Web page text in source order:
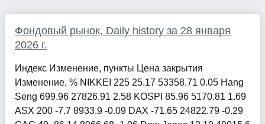
Фондовый рынок, Daily history за 28 января
2026 г.
Индекс Изменение, пункты Цена закрытия
Изменение, % NIKKEI 225 25.17 53358.71 0.05 Hang
Seng 699.96 27826.91 2.58 KOSPI 85.96 5170.81 1.69
ASX 200 -7.7 8933.9 -0.09 DAX -71.65 24822.79 -0.29